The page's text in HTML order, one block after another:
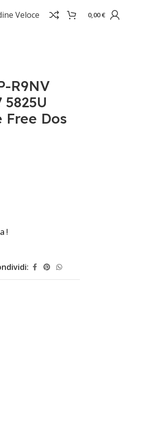
Veloce 0,00€
R9NV
Free Dos
!